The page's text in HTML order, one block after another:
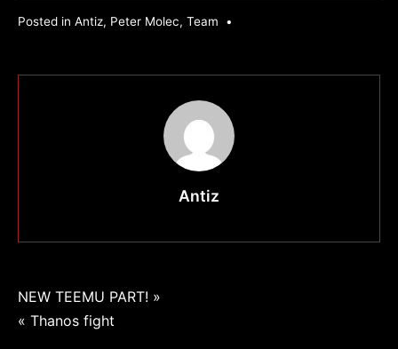
Posted in Antiz, Peter Molec, Team •
Antiz
Navigation
de
NEW TEEMU PART! »
« Thanos fight